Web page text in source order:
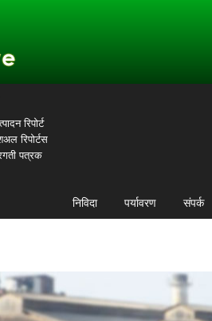
रिपोर्ट
रिपोर्टस
पत्रक
निविदा पर्यावरण संपर्क